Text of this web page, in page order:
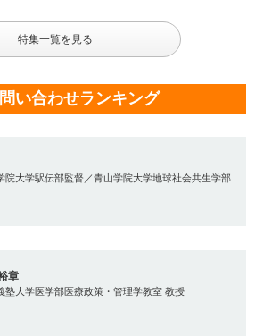
特集一覧を見る
い合わせランキング
院大学駅伝部監督／青山学院大学地球社会共生学部
章
塾大学医学部医療政策・管理学教室 教授